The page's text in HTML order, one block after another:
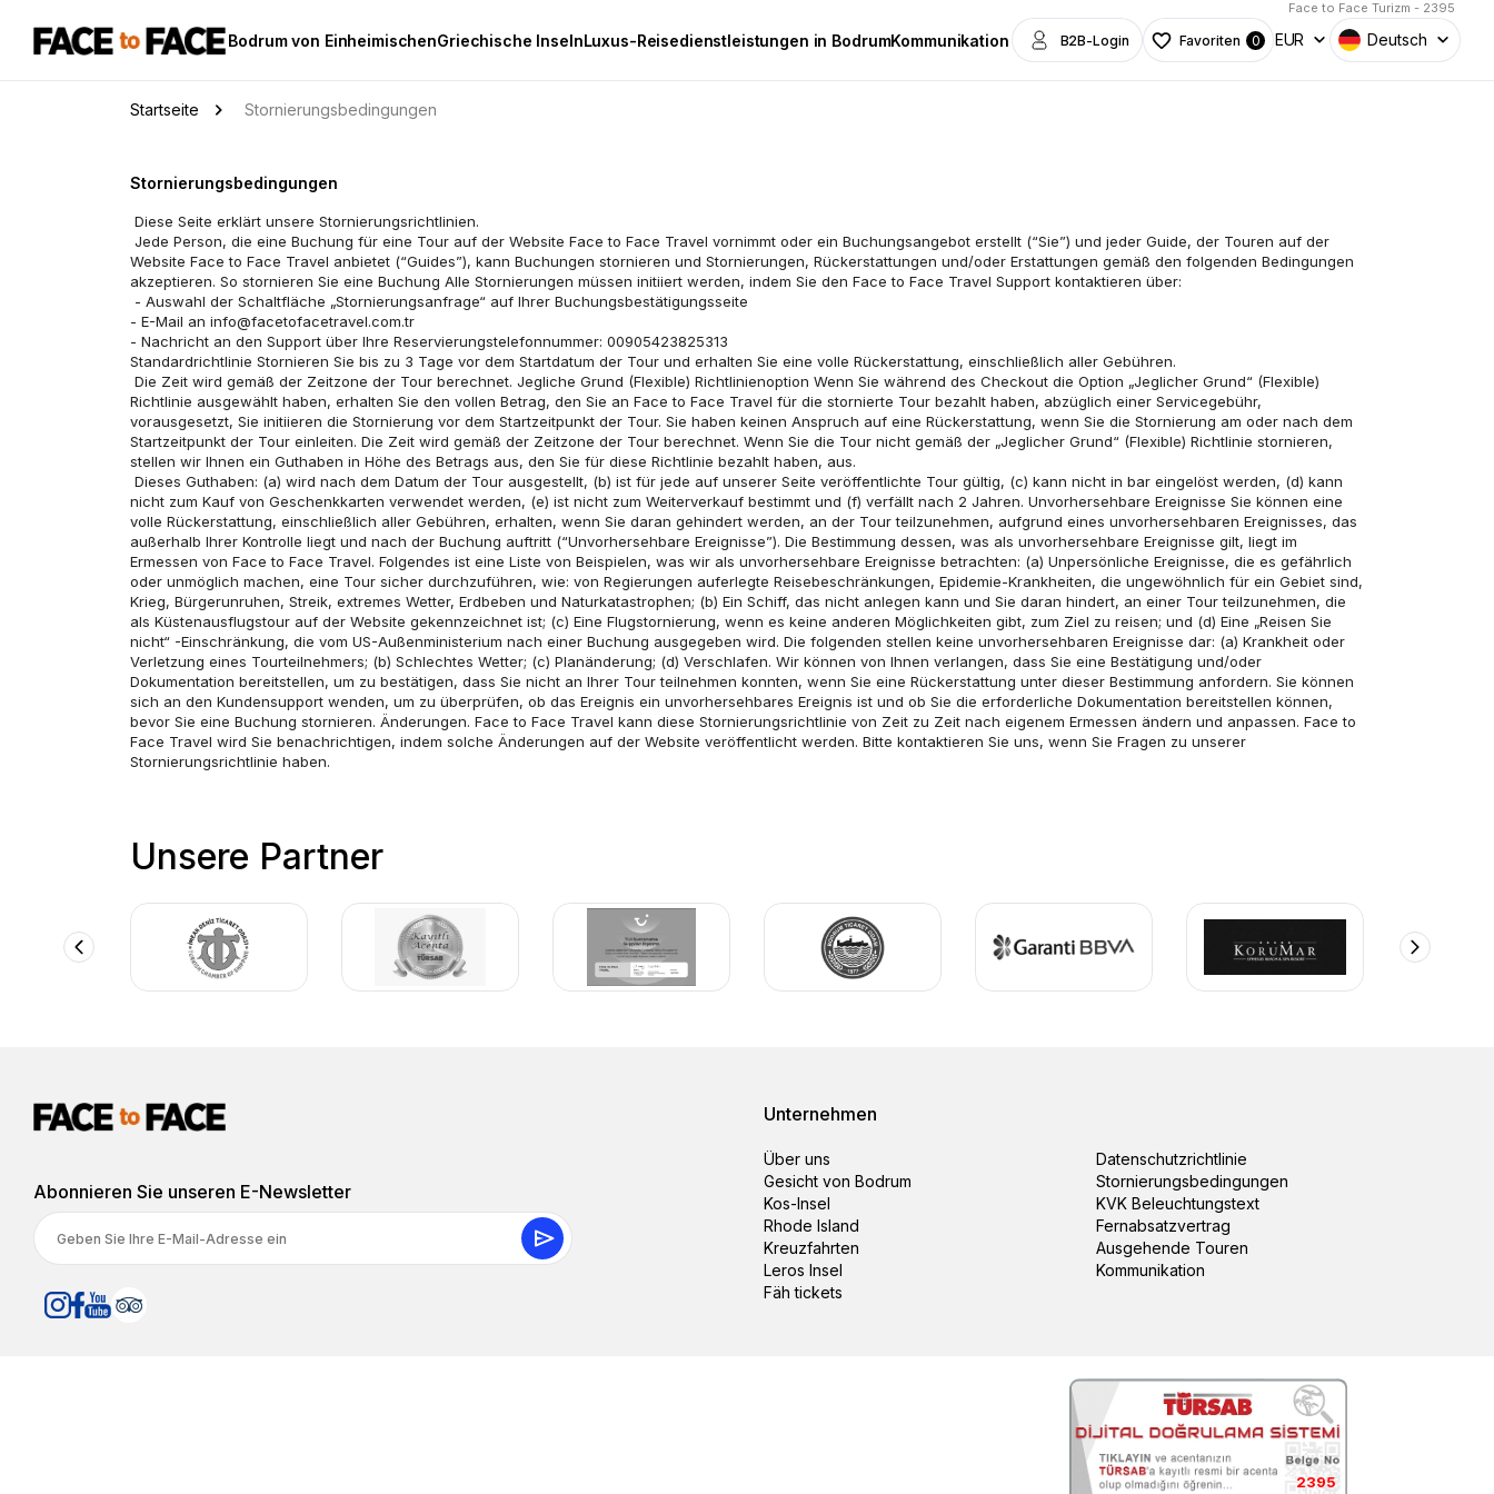
Face to Face Turizm - 2395
Bodrum von EinheimischenGriechische InselnLuxus-Reisedienstleistungen in BodrumKommunikation B2B-Login Favoriten 0 EUR Deutsch
Startseite Stornierungsbedingungen
Stornierungsbedingungen
Diese Seite erklärt unsere Stornierungsrichtlinien.
Website Face to Face Travel anbietet (“Guides”), kann Buchungen stornieren und Stornierungen, Rückerstattungen und/oder Erstattungen gemäß den folgenden Bedingungen
akzeptieren. So stornieren Sie eine Buchung Alle Stornierungen müssen initiiert werden, indem Sie den Face to Face Travel Support kontaktieren über:
- Auswahl der Schaltfläche „Stornierungsanfrage“ auf Ihrer Buchungsbestätigungsseite
- E-Mail an info@facetofacetravel.com.tr
- Nachricht an den Support über Ihre Reservierungstelefonnummer: 00905423825313
Standardrichtlinie Stornieren Sie bis zu 3 Tage vor dem Startdatum der Tour und erhalten Sie eine volle Rückerstattung, einschließlich aller Gebühren.
Richtlinie ausgewählt haben, erhalten Sie den vollen Betrag, den Sie an Face to Face Travel für die stornierte Tour bezahlt haben, abzüglich einer Servicegebühr,
vorausgesetzt, Sie initiieren die Stornierung vor dem Startzeitpunkt der Tour. Sie haben keinen Anspruch auf eine Rückerstattung, wenn Sie die Stornierung am oder nach dem
Startzeitpunkt der Tour einleiten. Die Zeit wird gemäß der Zeitzone der Tour berechnet. Wenn Sie die Tour nicht gemäß der „Jeglicher Grund“ (Flexible) Richtlinie stornieren,
stellen wir Ihnen ein Guthaben in Höhe des Betrags aus, den Sie für diese Richtlinie bezahlt haben, aus.
nicht zum Kauf von Geschenkkarten verwendet werden, (e) ist nicht zum Weiterverkauf bestimmt und (f) verfällt nach 2 Jahren. Unvorhersehbare Ereignisse Sie können eine
volle Rückerstattung, einschließlich aller Gebühren, erhalten, wenn Sie daran gehindert werden, an der Tour teilzunehmen, aufgrund eines unvorhersehbaren Ereignisses, das
außerhalb Ihrer Kontrolle liegt und nach der Buchung auftritt (“Unvorhersehbare Ereignisse”). Die Bestimmung dessen, was als unvorhersehbare Ereignisse gilt, liegt im
Ermessen von Face to Face Travel. Folgendes ist eine Liste von Beispielen, was wir als unvorhersehbare Ereignisse betrachten: (a) Unpersönliche Ereignisse, die es gefährlich
oder unmöglich machen, eine Tour sicher durchzuführen, wie: von Regierungen auferlegte Reisebeschränkungen, Epidemie-Krankheiten, die ungewöhnlich für ein Gebiet sind,
Krieg, Bürgerunruhen, Streik, extremes Wetter, Erdbeben und Naturkatastrophen; (b) Ein Schiff, das nicht anlegen kann und Sie daran hindert, an einer Tour teilzunehmen, die
als Küstenausflugstour auf der Website gekennzeichnet ist; (c) Eine Flugstornierung, wenn es keine anderen Möglichkeiten gibt, zum Ziel zu reisen; und (d) Eine „Reisen Sie
nicht“ -Einschränkung, die vom US-Außenministerium nach einer Buchung ausgegeben wird. Die folgenden stellen keine unvorhersehbaren Ereignisse dar: (a) Krankheit oder
Verletzung eines Tourteilnehmers; (b) Schlechtes Wetter; (c) Planänderung; (d) Verschlafen. Wir können von Ihnen verlangen, dass Sie eine Bestätigung und/oder
Dokumentation bereitstellen, um zu bestätigen, dass Sie nicht an Ihrer Tour teilnehmen konnten, wenn Sie eine Rückerstattung unter dieser Bestimmung anfordern. Sie können
sich an den Kundensupport wenden, um zu überprüfen, ob das Ereignis ein unvorhersehbares Ereignis ist und ob Sie die erforderliche Dokumentation bereitstellen können,
bevor Sie eine Buchung stornieren. Änderungen. Face to Face Travel kann diese Stornierungsrichtlinie von Zeit zu Zeit nach eigenem Ermessen ändern und anpassen. Face to
Face Travel wird Sie benachrichtigen, indem solche Änderungen auf der Website veröffentlicht werden. Bitte kontaktieren Sie uns, wenn Sie Fragen zu unserer
Stornierungsrichtlinie haben.
Unsere Partner
Abonnieren Sie unseren E-Newsletter
Unternehmen
Über uns
Datenschutzrichtlinie
Gesicht von Bodrum
Stornierungsbedingungen
Kos-Insel
KVK Beleuchtungstext
Rhode Island
Fernabsatzvertrag
Kreuzfahrten
Ausgehende Touren
Leros Insel
Kommunikation
Fäh tickets
2395